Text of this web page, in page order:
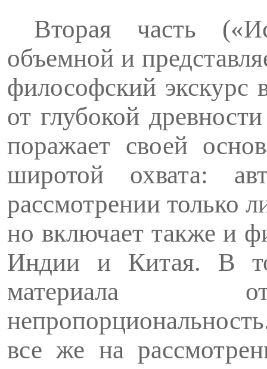
Вторая часть
объемной и
философский экскурс
от глубокой
поражает своей
широтой охвата:
рассмотрении только
но включает также и
Индии и Китая. В
материала
все же на